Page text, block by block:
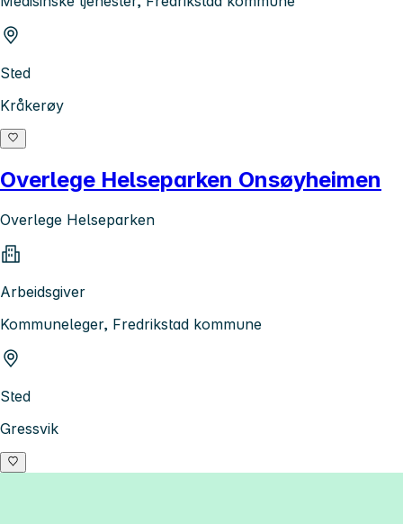
Sted
Kråkerøy
Overlege Helseparken Onsøyheimen
Overlege Helseparken
Arbeidsgiver
Kommuneleger, Fredrikstad kommune
Sted
Gressvik